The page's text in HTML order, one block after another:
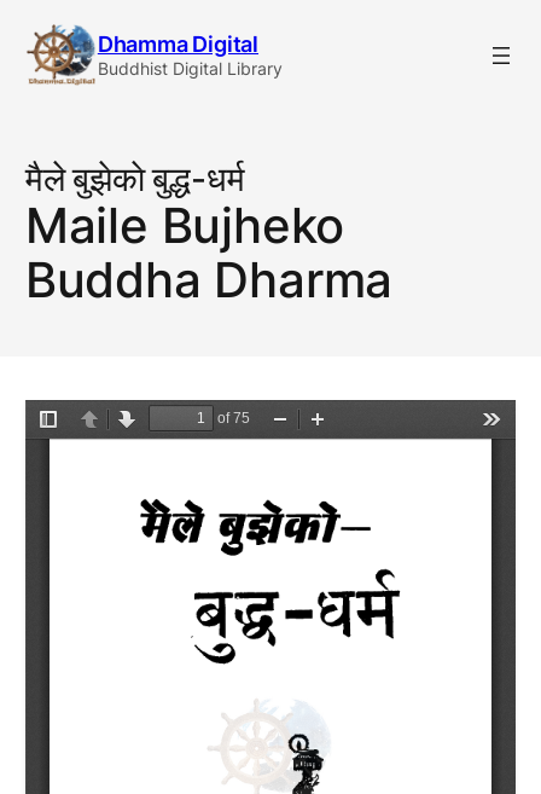
content
Dhamma Digital
Buddhist Digital Library
मैले बुझेकाे बुद्ध-धर्म
Maile Bujheko
Buddha Dharma